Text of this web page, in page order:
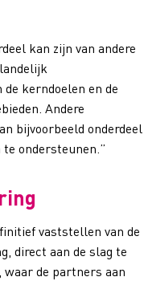
kan zijn van andere
kerndoelen en de
Andere
bijvoorbeeld onderdeel
ondersteunen.”
vaststellen van de
direct aan de slag te
waar de partners aan